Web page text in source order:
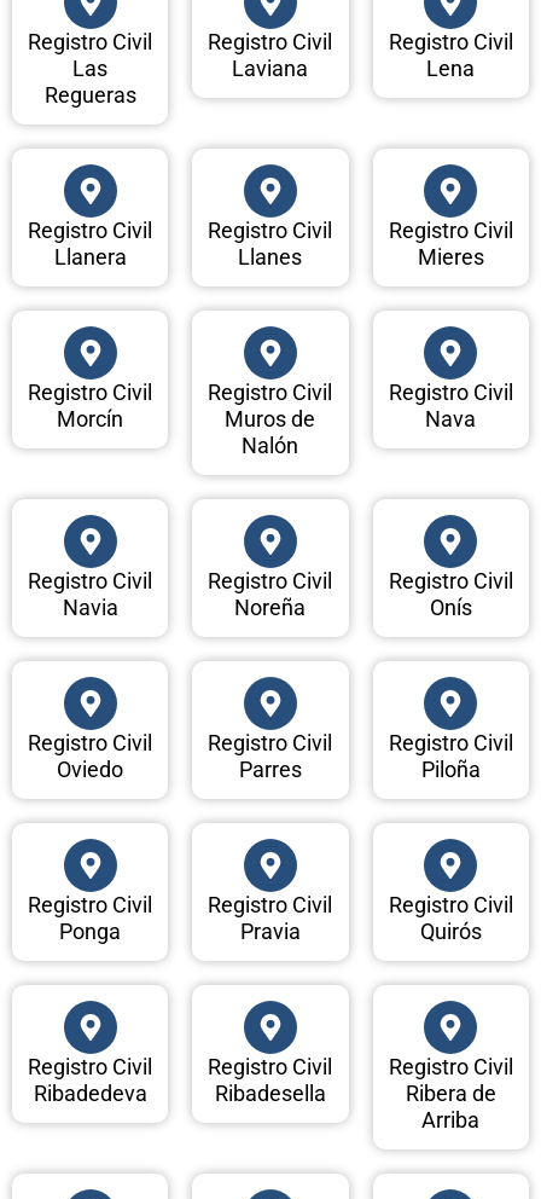
Registro Civil
Las
Regueras
Registro Civil
Laviana
Registro Civil
Lena
Registro Civil
Llanera
Registro Civil
Llanes
Registro Civil
Mieres
Registro Civil
Morcín
Registro Civil
Muros de
Nalón
Registro Civil
Nava
Registro Civil
Navia
Registro Civil
Noreña
Registro Civil
Onís
Registro Civil
Oviedo
Registro Civil
Parres
Registro Civil
Piloña
Registro Civil
Ponga
Registro Civil
Pravia
Registro Civil
Quirós
Registro Civil
Ribadedeva
Registro Civil
Ribadesella
Registro Civil
Ribera de
Arriba